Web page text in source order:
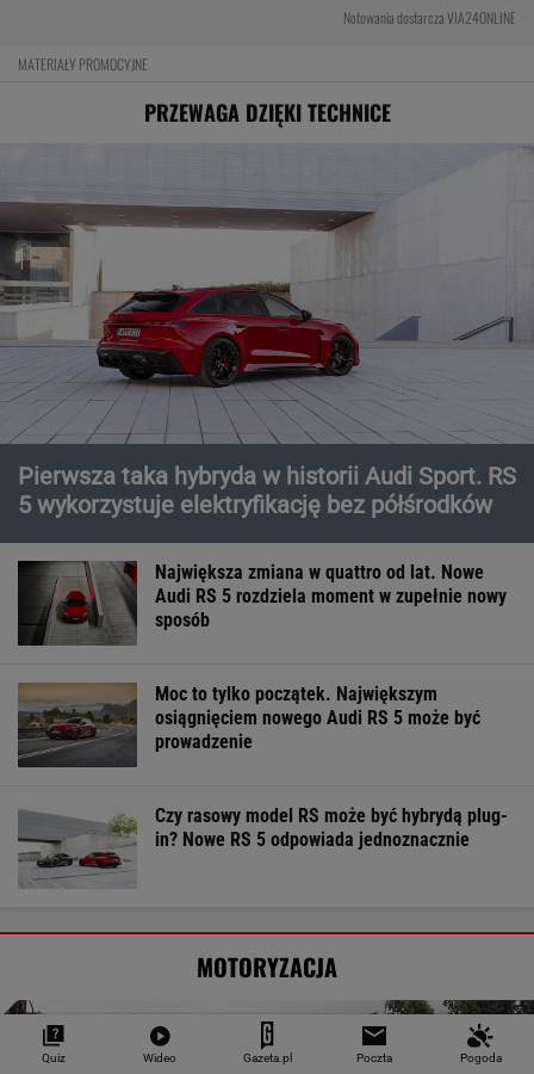
Notowania dostarcza VIA24ONLINE
MATERIAŁY PROMOCYJNE
PRZEWAGA DZIĘKI TECHNICE
Pierwsza taka hybryda w historii Audi Sport. RS
5 wykorzystuje elektryfikację bez półśrodków
Największa zmiana w quattro od lat. Nowe
Audi RS 5 rozdziela moment w zupełnie nowy
sposób
Moc to tylko początek. Największym
osiągnięciem nowego Audi RS 5 może być
prowadzenie
Czy rasowy model RS może być hybrydą plug-
in? Nowe RS 5 odpowiada jednoznacznie
MOTORYZACJA
Quiz Wideo Gazeta.pl Poczta Pogoda